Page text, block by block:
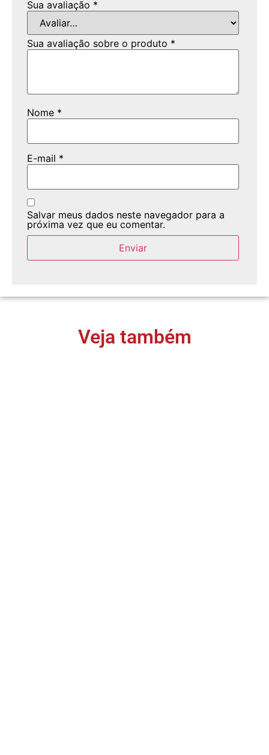
Sua avaliação *
Sua avaliação sobre o produto *
Nome *
E-mail *
Salvar meus dados neste navegador para a
próxima vez que eu comentar.
Veja também